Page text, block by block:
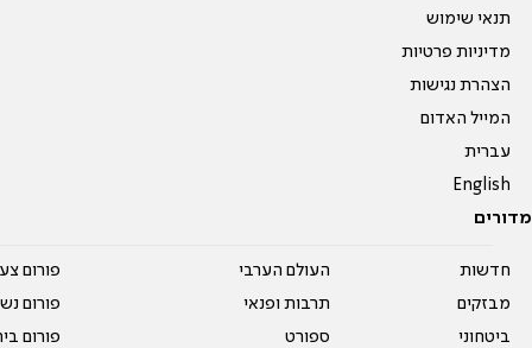
תנאי שימוש
מדיניות פרטיות
הצהרת נגישות
המייל האדום
עברית
English
מדורים
חדשות
מבזקים
ביטחוני
העולם הערבי
תרבות ופנאי
ספורט
פורום
פורום
פורום